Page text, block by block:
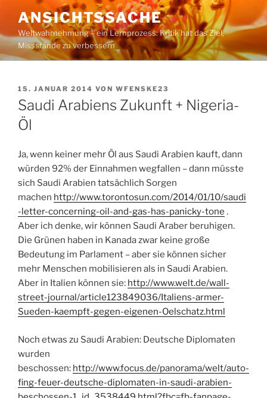
Inhalt
springen
ANSICHTSSACHE
Weltwahrnehmung – ein Lernprozess: Kritik hat das Ziel,
Missstände zu verbessern
VERÖFFENTLICHT
AM
15. JANUAR 2014 VON WFENSKE23
Saudi Arabiens Zukunft + Nigeria-
Öl
Ja, wenn keiner mehr Öl aus Saudi Arabien kauft, dann
würden 92% der Einnahmen wegfallen – dann müsste
sich Saudi Arabien tatsächlich Sorgen
machen http://www.torontosun.com/2014/01/10/saudi
-letter-concerning-oil-and-gas-has-panicky-tone .
Aber ich denke, wir können Saudi Araber beruhigen.
Die Grünen haben in Kanada zwar keine große
Bedeutung im Parlament – aber sie können sicher
mehr Menschen mobilisieren als in Saudi Arabien.
Aber in Italien können sie: http://www.welt.de/wall-
street-journal/article123849036/Italiens-armer-
Sueden-kaempft-gegen-eigenen-Oelschatz.html
Noch etwas zu Saudi Arabien: Deutsche Diplomaten
wurden
beschossen: http://www.focus.de/panorama/welt/auto-
fing-feuer-deutsche-diplomaten-in-saudi-arabien-